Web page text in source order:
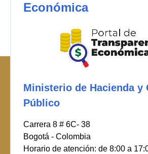
Económica
Ministerio de Hacienda y
Público
Carrera 8 # 6C- 38
Bogotá - Colombia
Horario de atención: de 8:00 a